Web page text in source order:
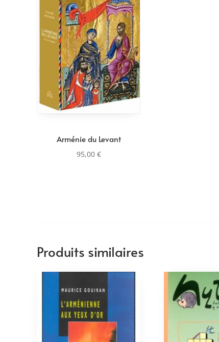
Arménie du Levant
95,00 €
Produits similaires